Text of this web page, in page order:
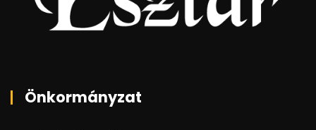
Önkormányzat